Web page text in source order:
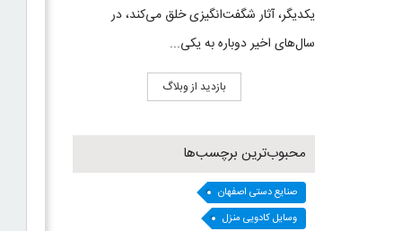
یکدیگر، آثار شگفت‌انگیزی خلق می‌کند، در
سال‌های اخیر دوباره به یکی...
بازدید از وبلاگ
محبوب‌ترین برچسب‌ها
صنایع دستی اصفهان
وسایل کادویی منزل